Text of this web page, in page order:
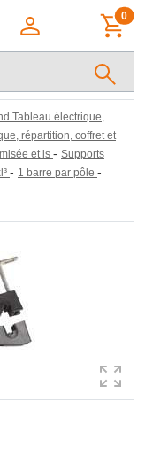
0
Tableau électrique,
répartition, coffret et
et is - Supports
- 1 barre par pôle -